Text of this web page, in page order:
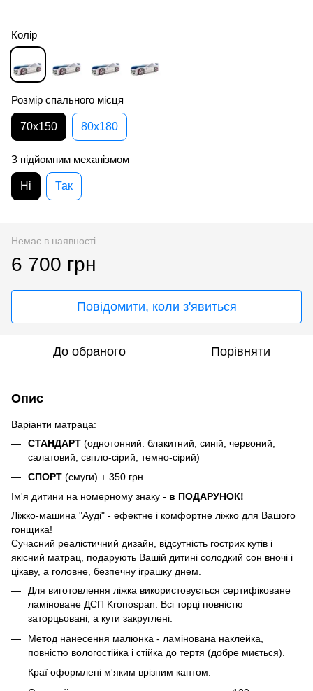
Колір
Розмір спального місця
70х150 80х180
З підйомним механізмом
Ні Так
Немає в наявності
6 700 грн
Повідомити, коли з'явиться
До обраного Порівняти
Опис
Варіанти матраца:
СТАНДАРТ (однотонний: блакитний, синій, червоний,
салатовий, світло-сірий, темно-сірий)
СПОРТ (смуги) + 350 грн
Ім'я дитини на номерному знаку - в ПОДАРУНОК!
Ліжко-машина "Ауді" - ефектне і комфортне ліжко для Вашого
гонщика!
Сучасний реалістичний дизайн, відсутність гострих кутів і
якісний матрац, подарують Вашій дитині солодкий сон вночі і
цікаву, а головне, безпечну іграшку днем.
Для виготовлення ліжка використовується сертифіковане
ламіноване ДСП Kronospan. Всі торці повністю
заторцьовані, а кути закруглені.
Метод нанесення малюнка - ламінована наклейка,
повністю вологостійка і стійка до тертя (добре миється).
Краї оформлені м'яким врізним кантом.